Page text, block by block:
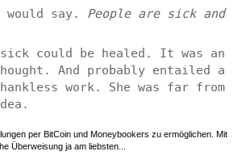
say. People are sick and
sick could be healed. It was an
And probably entailed a
work. She was far from
per BitCoin und Moneybookers zu ermöglichen. Mit
Überweisung ja am liebsten...